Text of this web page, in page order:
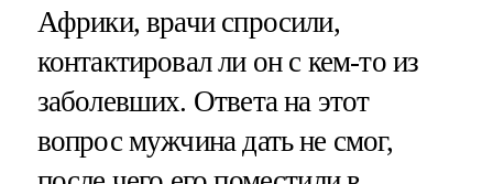
Африки, врачи спросили,
контактировал ли он с кем-то из
заболевших. Ответа на этот
вопрос мужчина дать не смог,